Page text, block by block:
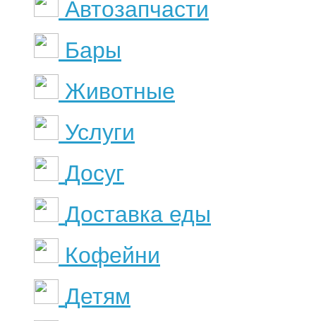
Автозапчасти
Бары
Животные
Услуги
Досуг
Доставка еды
Кофейни
Детям